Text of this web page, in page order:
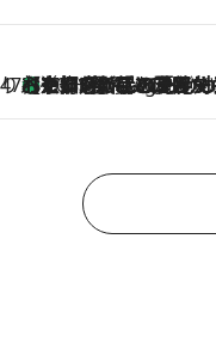
47都道府県の手みやげ ひんやりスイーツで夏を満喫
10 Hours Ago
【京都府】この夏絶対食べたい 冷やしておいしいおやつ3選 ひと口目から心を掴む新緑